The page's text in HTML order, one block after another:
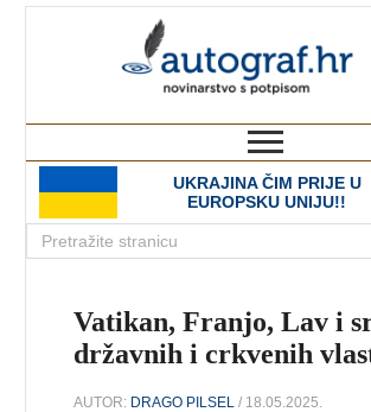
UKRAJINA ČIM PRIJE U
EUROPSKU UNIJU!!
Vatikan, Franjo, Lav i
državnih i crkvenih
AUTOR: DRAGO PILSEL / 18.05.2025.